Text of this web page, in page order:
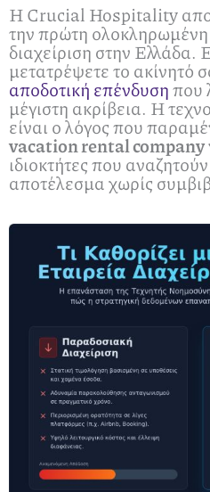
Η Crucial Hospitality
την πρώτη
διαχείριση στην Ελλάδα.
μετατρέψετε το ακίνητό
αποδοτική επένδυσηπου
μέγιστη ακρίβεια. Η
είναι ο λόγος που
vacation rental company
ιδιοκτήτες που
αποτέλεσμα χωρίς